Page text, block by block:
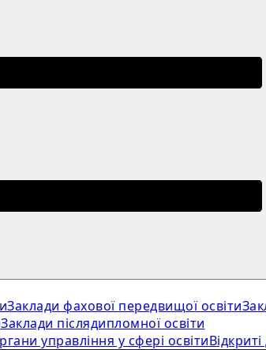
Заклади фахової передвищої освіти
Заклади післядипломної освіти
управління у сфері освітиВідкриті